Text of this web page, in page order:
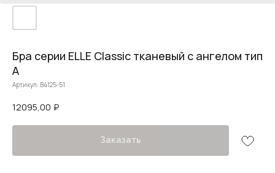
Бра серии ELLE Classic тканевый с ангелом тип
А
Артикул: B4125-51
12095,00 ₽
Заказать